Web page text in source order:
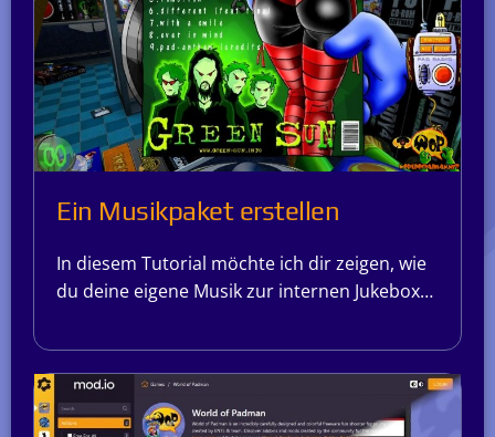
Ein Musikpaket erstellen
In diesem Tutorial möchte ich dir zeigen, wie
du deine eigene Musik zur internen Jukebox…